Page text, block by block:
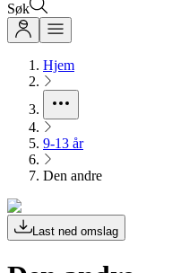
Søk
Hjem
9-13 år
Den andre
Last ned omslag